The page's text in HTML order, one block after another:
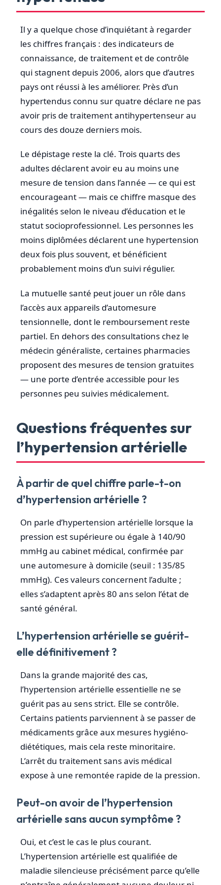
Il y a quelque chose d’inquiétant à regarder
les chiffres français : des indicateurs de
connaissance, de traitement et de contrôle
qui stagnent depuis 2006, alors que d’autres
pays ont réussi à les améliorer. Près d’un
hypertendus connu sur quatre déclare ne pas
avoir pris de traitement antihypertenseur au
cours des douze derniers mois.
Le dépistage reste la clé. Trois quarts des
adultes déclarent avoir eu au moins une
mesure de tension dans l’année — ce qui est
encourageant — mais ce chiffre masque des
inégalités selon le niveau d’éducation et le
statut socioprofessionnel. Les personnes les
moins diplômées déclarent une hypertension
deux fois plus souvent, et bénéficient
probablement moins d’un suivi régulier.
La mutuelle santé peut jouer un rôle dans
l’accès aux appareils d’automesure
tensionnelle, dont le remboursement reste
partiel. En dehors des consultations chez le
médecin généraliste, certaines pharmacies
proposent des mesures de tension gratuites
— une porte d’entrée accessible pour les
personnes peu suivies médicalement.
Questions fréquentes sur
l’hypertension artérielle
À partir de quel chiffre parle-t-on
d’hypertension artérielle ?
On parle d’hypertension artérielle lorsque la
pression est supérieure ou égale à 140/90
mmHg au cabinet médical, confirmée par
une automesure à domicile (seuil : 135/85
mmHg). Ces valeurs concernent l’adulte ;
elles s’adaptent après 80 ans selon l’état de
santé général.
L’hypertension artérielle se guérit-
elle définitivement ?
Dans la grande majorité des cas,
l’hypertension artérielle essentielle ne se
guérit pas au sens strict. Elle se contrôle.
Certains patients parviennent à se passer de
médicaments grâce aux mesures hygiéno-
diététiques, mais cela reste minoritaire.
L’arrêt du traitement sans avis médical
expose à une remontée rapide de la pression.
Peut-on avoir de l’hypertension
artérielle sans aucun symptôme ?
Oui, et c’est le cas le plus courant.
L’hypertension artérielle est qualifiée de
maladie silencieuse précisément parce qu’elle